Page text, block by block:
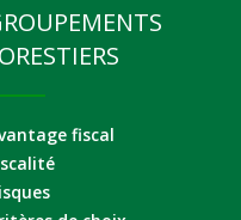
fiscal